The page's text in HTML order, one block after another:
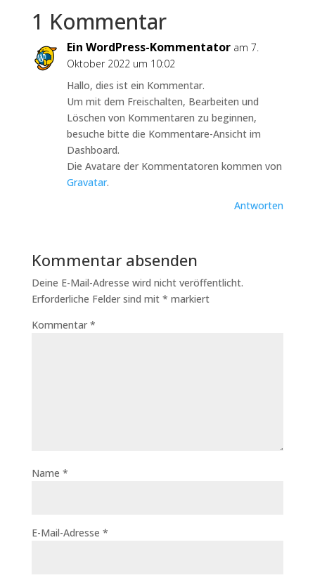
1 Kommentar
Ein WordPress-Kommentator am 7.
Oktober 2022 um 10:02
Hallo, dies ist ein Kommentar.
Um mit dem Freischalten, Bearbeiten und
Löschen von Kommentaren zu beginnen,
besuche bitte die Kommentare-Ansicht im
Dashboard.
Die Avatare der Kommentatoren kommen von
Gravatar.
Antworten
Kommentar absenden
Deine E-Mail-Adresse wird nicht veröffentlicht.
Erforderliche Felder sind mit * markiert
Kommentar *
Name *
E-Mail-Adresse *